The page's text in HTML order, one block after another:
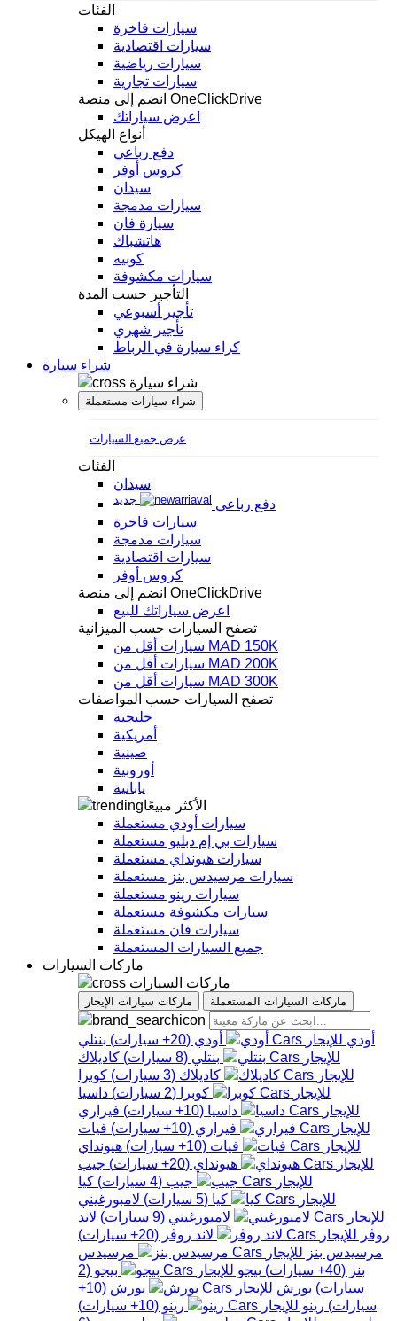
الفئات
سيارات فاخرة
سيارات اقتصادية
سيارات رياضية
سيارات تجارية
انضم إلى منصة OneClickDrive
اعرض سياراتك
أنواع الهيكل
دفع رباعي
كروس أوفر
سيدان
سيارات مدمجة
سيارة فان
هاتشباك
كوبيه
سيارات مكشوفة
التأجير حسب المدة
تأجير أسبوعي
تأجير شهري
كراء سيارة في الرباط
شراء سيارة
شراء سيارة
شراء سيارات مستعملة
عرض جميع السيارات
الفئات
سيدان
دفع رباعي
جديد
سيارات فاخرة
سيارات مدمجة
سيارات اقتصادية
كروس أوفر
انضم إلى منصة OneClickDrive
اعرض سياراتك للبيع
تصفح السيارات حسب الميزانية
سيارات أقل من MAD 150K
سيارات أقل من MAD 200K
سيارات أقل من MAD 300K
تصفح السيارات حسب المواصفات
خليجية
أمريكية
صينية
أوروبية
يابانية
الأكثر مبيعًا
سيارات أودي مستعملة
سيارات بي إم دبليو مستعملة
سيارات هيونداي مستعملة
سيارات مرسيدس بنز مستعملة
سيارات رينو مستعملة
سيارات مكشوفة مستعملة
سيارات فان مستعملة
جميع السيارات المستعملة
ماركات السيارات
ماركات السيارات
ماركات سيارات الإيجار ماركات السيارات المستعملة
أودي أودي (
20+ سيارات) بنتلي
بنتلي (
8 سيارات) كاديلاك
كاديلاك (
3 سيارات) كوبرا
كوبرا (
2 سيارات) داسيا
داسيا (
10+ سيارات) فيراري
فيراري (
10+ سيارات) فيات
فيات (
10+ سيارات) هيونداي
هيونداي (
20+ سيارات) جيب
جيب (
4 سيارات) كيا
كيا (
5 سيارات) لامبورغيني
لامبورغيني (
9 سيارات) لاند
روڤر
لاند روڤر (
20+ سيارات)
مرسيدس بنز
مرسيدس
بنز (
40+ سيارات) بيجو بيجو (
2
سيارات) بورش بورش (
10+
سيارات) رينو رينو (
10+ سيارات)